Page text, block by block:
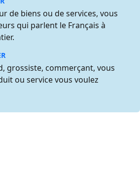
de biens ou de services, vous
qui parlent le Français à
grossiste, commerçant, vous
ou service vous voulez